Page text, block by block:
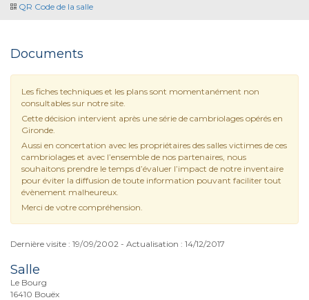
QR Code de la salle
Documents
Les fiches techniques et les plans sont momentanément non
consultables sur notre site.
Cette décision intervient après une série de cambriolages opérés en
Gironde.
Aussi en concertation avec les propriétaires des salles victimes de ces
cambriolages et avec l’ensemble de nos partenaires, nous
souhaitons prendre le temps d’évaluer l’impact de notre inventaire
pour éviter la diffusion de toute information pouvant faciliter tout
évènement malheureux.
Merci de votre compréhension.
Dernière visite : 19/09/2002 - Actualisation : 14/12/2017
Salle
Le Bourg
16410 Bouëx